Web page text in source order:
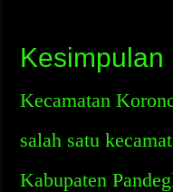
Kesimpulan
Kecamatan
salah satu
Kabupaten